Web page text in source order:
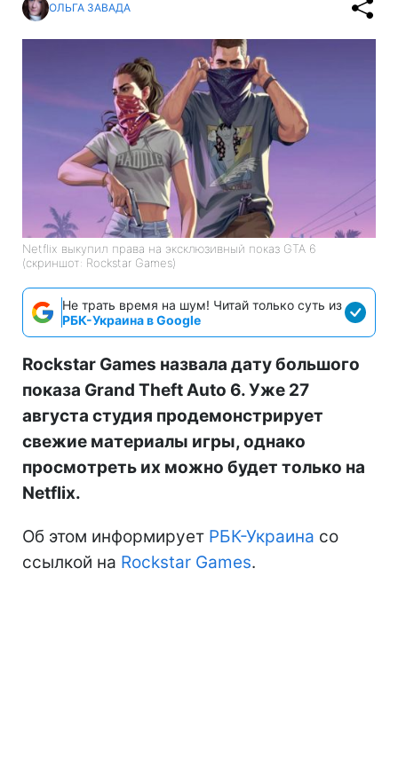
ОЛЬГА ЗАВАДА
Netflix выкупил права на эксклюзивный показ GTA 6
(скриншот: Rockstar Games)
Не трать время на шум! Читай только суть из
РБК-Украина в Google
Rockstar Games назвала дату большого
показа Grand Theft Auto 6. Уже 27
августа студия продемонстрирует
свежие материалы игры, однако
просмотреть их можно будет только на
Netflix.
Об этом информирует РБК-Украина со
ссылкой на Rockstar Games.